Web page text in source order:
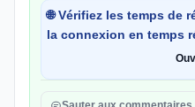
🌐 Vérifiez les temps de
la connexion en temps